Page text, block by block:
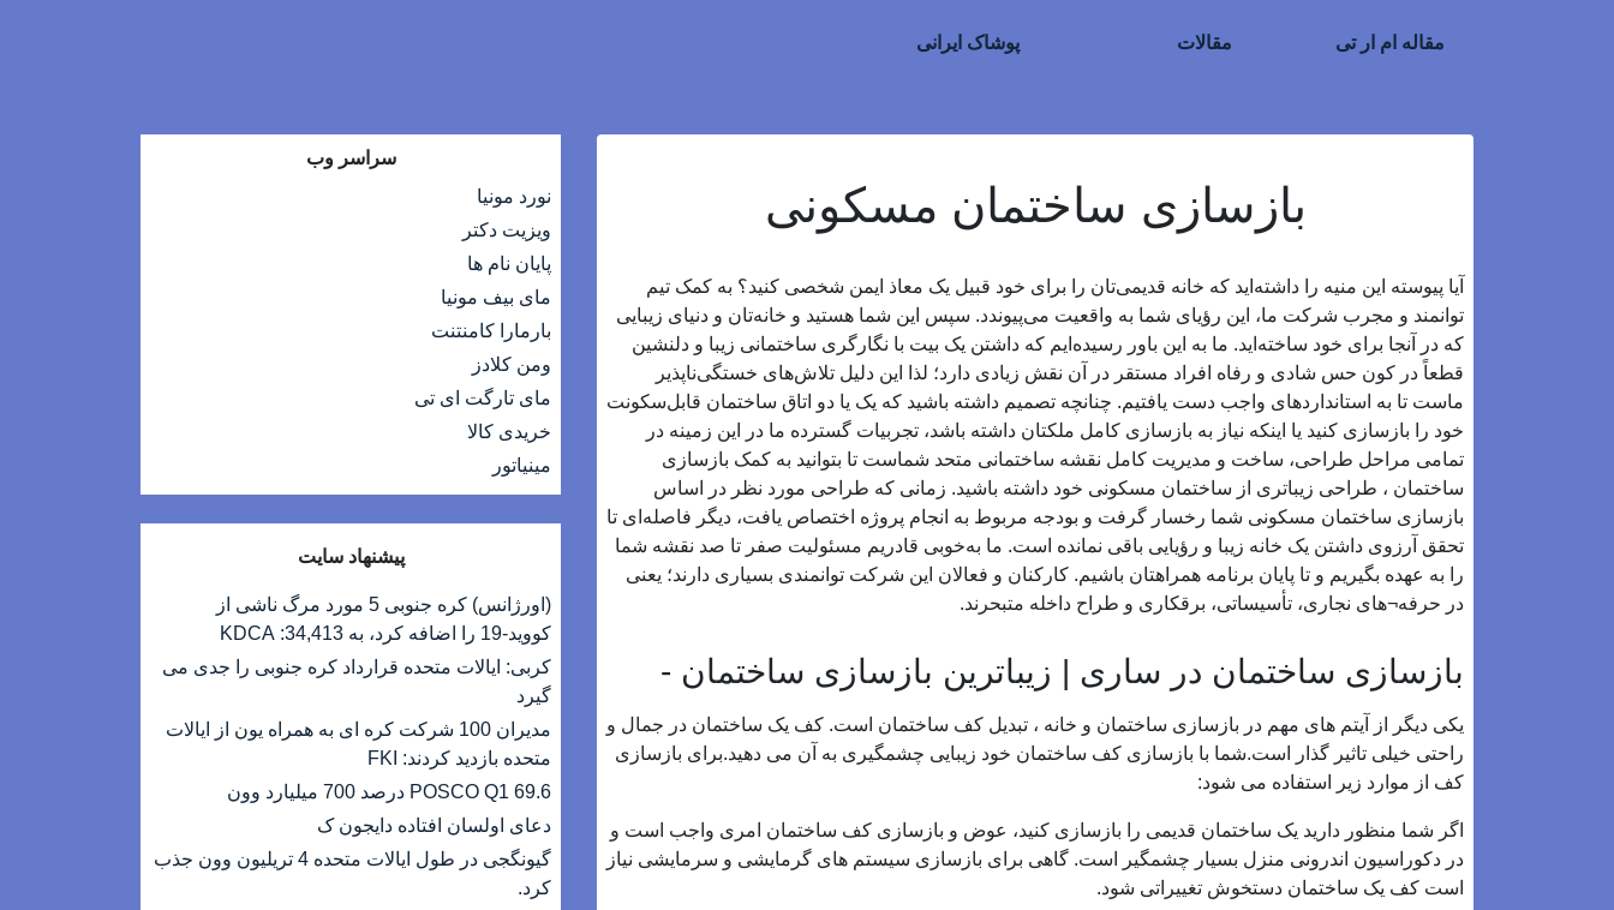
مقاله ام ار تی مقالات پوشاک ایرانی
بازسازی ساختمان مسکونی
آیا پیوسته این منیه را داشته‌اید که خانه قدیمی‌تان را برای خود قبیل یک معاذ ایمن شخصی کنید؟ به کمک تیم
توانمند و مجرب شرکت ما، این رؤیای شما به واقعیت می‌پیوندد. سپس این شما هستید و خانه‌تان و دنیای زیبایی
که در آنجا برای خود ساخته‌اید. ما به این باور رسیده‌ایم که داشتن یک بیت با نگارگری ساختمانی زیبا و دلنشین
قطعاً در کون حس شادی و رفاه افراد مستقر در آن نقش زیادی دارد؛ لذا این دلیل تلاش‌های خستگی‌ناپذیر
ماست تا به استانداردهای واجب دست یافتیم. چنانچه تصمیم داشته باشید که یک یا دو اتاق ساختمان قابل‌سکونت
خود را بازسازی کنید یا اینکه نیاز به بازسازی کامل ملکتان داشته باشد، تجربیات گسترده ما در این زمینه در
تمامی مراحل طراحی، ساخت و مدیریت کامل نقشه ساختمانی متحد شماست تا بتوانید به کمک بازسازی
ساختمان ، طراحی زیباتری از ساختمان مسکونی خود داشته باشید. زمانی که طراحی مورد نظر در اساس
بازسازی ساختمان مسکونی شما رخسار گرفت و بودجه مربوط به انجام پروژه اختصاص یافت، دیگر فاصله‌ای تا
تحقق آرزوی داشتن یک خانه زیبا و رؤیایی باقی نمانده است. ما به‌خوبی قادریم مسئولیت صفر تا صد نقشه شما
را به عهده بگیریم و تا پایان برنامه همراهتان باشیم. کارکنان و فعالان این شرکت توانمندی بسیاری دارند؛ یعنی
در حرفه¬های نجاری، تأسیساتی، برقکاری و طراح داخله متبحرند.
بازسازی ساختمان در ساری | زیباترین بازسازی ساختمان -
یکی دیگر از آیتم های مهم در بازسازی ساختمان و خانه ، تبدیل کف ساختمان است. کف یک ساختمان در جمال و
راحتی خیلی تاثیر گذار است.شما با بازسازی کف ساختمان خود زیبایی چشمگیری به آن می دهید.برای بازسازی
کف از موارد زیر استفاده می شود:
اگر شما منظور دارید یک ساختمان قدیمی را بازسازی کنید، عوض و بازسازی کف ساختمان امری واجب است و
در دکوراسیون اندرونی منزل بسیار چشمگیر است. گاهی برای بازسازی سیستم های گرمایشی و سرمایشی نیاز
است کف یک ساختمان دستخوش تغییراتی شود.
سراسر وب
نورد مونیا
ویزیت دکتر
پایان نام ها
مای بیف مونیا
بارمارا کامنتنت
ومن کلادز
مای تارگت ای تی
خریدی کالا
مینیاتور
پیشنهاد سایت
(اورژانس) کره جنوبی 5 مورد مرگ ناشی از
کووید-19 را اضافه کرد، به 34,413: KDCA
کربی: ایالات متحده قرارداد کره جنوبی را جدی می
گیرد
مدیران 100 شرکت کره ای به همراه یون از ایالات
متحده بازدید کردند: FKI
POSCO Q1 69.6 درصد 700 میلیارد وون
دعای اولسان افتاده دایجون ک
گیونگجی در طول ایالات متحده 4 تریلیون وون جذب
کرد.